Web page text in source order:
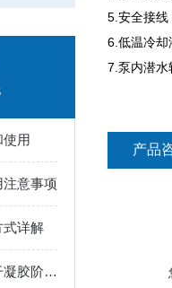
用
注意事项
式详解
马弗炉在溶胶凝胶阶段、干凝胶阶段和热处理阶段中的应用
5.安全接线
6.低温冷却
7.泵内潜水
产品